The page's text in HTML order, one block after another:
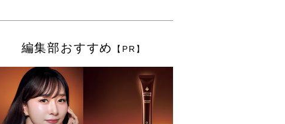
編集部おすすめ 【PR】